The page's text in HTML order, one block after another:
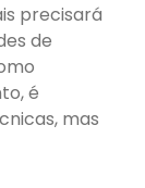
precisará
de
é
mas